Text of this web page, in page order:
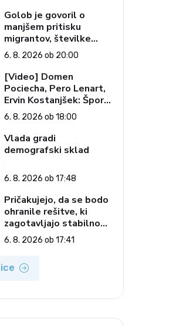
Golob je govoril o
manjšem pritisku
migrantov, številke
govorijo drugače
6. 8. 2026 ob 20:00
[Video] Domen
Pociecha, Pero Lenart,
Ervin Kostanjšek: Šport
specialcev (Vroča tema,
6. 8. 2026)
6. 8. 2026 ob 18:00
Vlada gradi
demografski sklad
6. 8. 2026 ob 17:48
Pričakujejo, da se bodo
ohranile rešitve, ki
zagotavljajo stabilno
davčno okolje
6. 8. 2026 ob 17:41